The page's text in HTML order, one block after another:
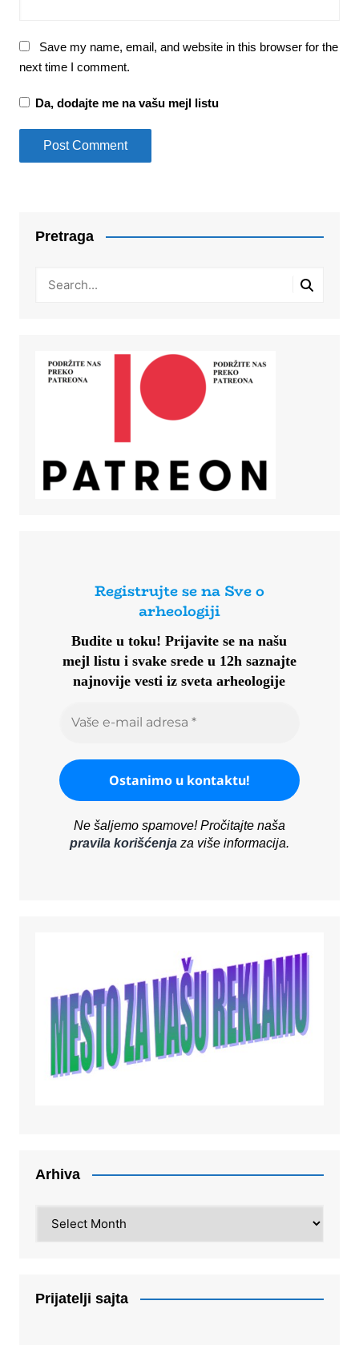
Save my name, email, and website in this browser for the
next time I comment.
Da, dodajte me na vašu mejl listu
Pretraga
Registrujte se na Sve o
arheologiji
Budite u toku!Prijavite se na našu
mejl listu i svake srede u 12h saznajte
najnovije vesti iz sveta arheologije
Ne šaljemo spamove! Pročitajte naša
pravila korišćenjaza više informacija.
Arhiva
Prijatelji sajta